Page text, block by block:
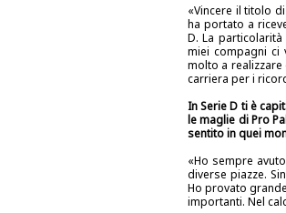
«Vincere il titolo
ha portato a
D. La
miei compagni ci
molto a
carriera per i
In Serie D ti è
le maglie di Pro
sentito in quei
«Ho sempre
diverse piazze.
Ho provato
importanti. Nel